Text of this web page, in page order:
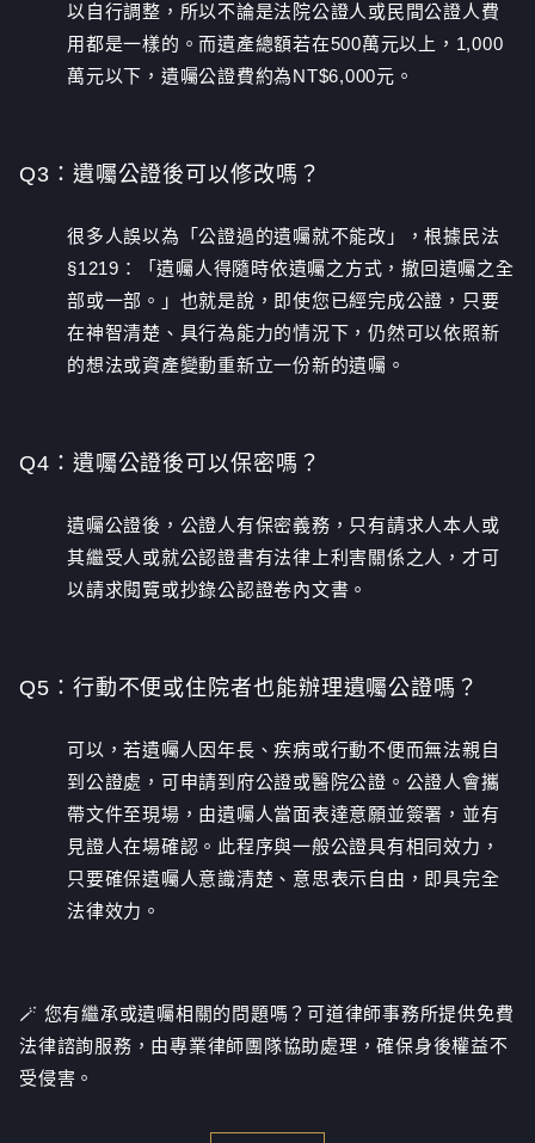
以自行調整，所以不論是法院公證人或民間公證人費
用都是一樣的。而遺產總額若在500萬元以上，1,000
萬元以下，遺囑公證費約為NT$6,000元。
Q3： 遺囑公證後可以修改嗎？
很多人誤以為「公證過的遺囑就不能改」，根據民法
§1219：「遺囑人得隨時依遺囑之方式，撤回遺囑之全
部或一部。」也就是說，即使您已經完成公證，只要
在神智清楚、具行為能力的情況下，仍然可以依照新
的想法或資產變動重新立一份新的遺囑。
Q4： 遺囑公證後可以保密嗎？
遺囑公證後，公證人有保密義務，只有請求人本人或
其繼受人或就公認證書有法律上利害關係之人，才可
以請求閱覽或抄錄公認證卷內文書。
Q5： 行動不便或住院者也能辦理遺囑公證嗎？
可以，若遺囑人因年長、疾病或行動不便而無法親自
到公證處，可申請到府公證或醫院公證。公證人會攜
帶文件至現場，由遺囑人當面表達意願並簽署，並有
見證人在場確認。此程序與一般公證具有相同效力，
只要確保遺囑人意識清楚、意思表示自由，即具完全
法律效力。
🪄 您有繼承或遺囑相關的問題嗎？可道律師事務所提供免費
法律諮詢服務，由專業律師團隊協助處理，確保身後權益不
受侵害。